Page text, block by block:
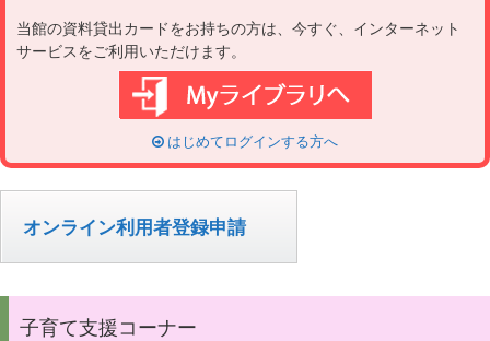
当館の資料貸出カードをお持ちの方は、今すぐ、インターネット
サービスをご利用いただけます。
はじめてログインする方へ
オンライン利用者登録申請
子育て支援コーナー